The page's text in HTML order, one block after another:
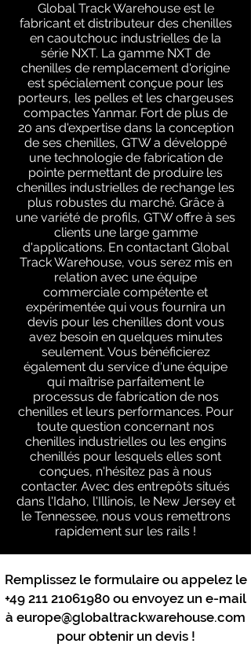
Global Track Warehouse est le
fabricant et distributeur des chenilles
en caoutchouc industrielles de la
série NXT. La gamme NXT de
chenilles de remplacement d'origine
est spécialement conçue pour les
porteurs, les pelles et les chargeuses
compactes Yanmar. Fort de plus de
20 ans d'expertise dans la conception
de ses chenilles, GTW a développé
une technologie de fabrication de
pointe permettant de produire les
chenilles industrielles de rechange les
plus robustes du marché. Grâce à
une variété de profils, GTW offre à ses
clients une large gamme
d'applications. En contactant Global
Track Warehouse, vous serez mis en
relation avec une équipe
commerciale compétente et
expérimentée qui vous fournira un
devis pour les chenilles dont vous
avez besoin en quelques minutes
seulement. Vous bénéficierez
également du service d'une équipe
qui maîtrise parfaitement le
processus de fabrication de nos
chenilles et leurs performances. Pour
toute question concernant nos
chenilles industrielles ou les engins
chenillés pour lesquels elles sont
conçues, n'hésitez pas à nous
contacter. Avec des entrepôts situés
dans l'Idaho, l'Illinois, le New Jersey et
le Tennessee, nous vous remettrons
rapidement sur les rails !
Remplissez le formulaire ou appelez le
+49 211 21061980 ou envoyez un e-mail
à europe@globaltrackwarehouse.com
pour obtenir un devis !